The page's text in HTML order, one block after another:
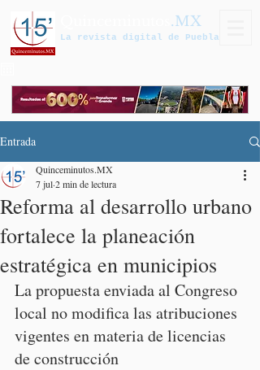
.MX
La revista digital de Puebla
Entrada
Reforma al desarrollo urbano
fortalece la planeación
estratégica en municipios
Quinceminutos.MX
7 jul2 min de lectura
La propuesta enviada al Congreso
local no modifica las atribuciones
vigentes en materia de licencias
de construcción